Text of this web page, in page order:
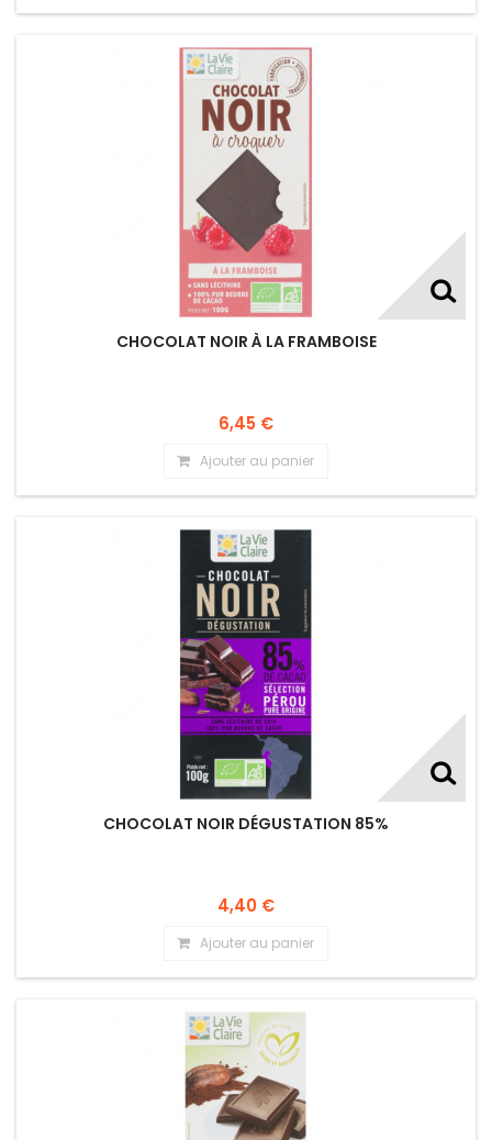
CHOCOLAT NOIR À LA FRAMBOISE
6,45 €
Ajouter au panier
CHOCOLAT NOIR DÉGUSTATION 85%
4,40 €
Ajouter au panier